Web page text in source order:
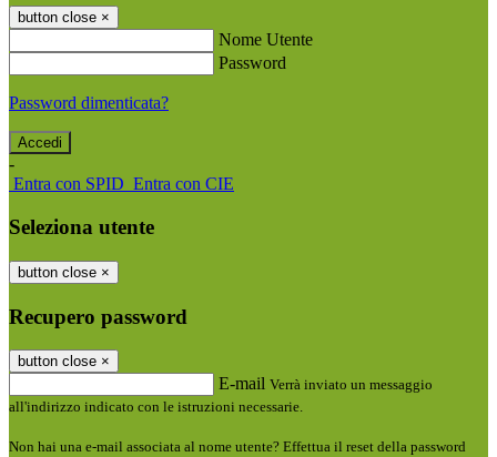
button close ×
Nome Utente
Password
Password dimenticata?
-
Entra con SPID Entra con CIE
Seleziona utente
button close ×
Recupero password
button close ×
E-mail Verrà inviato un messaggio
all'indirizzo indicato con le istruzioni necessarie.
Non hai una e-mail associata al nome utente? Effettua il reset della password